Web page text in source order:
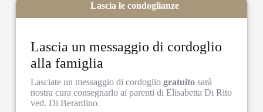
Lascia un messaggio di cordoglio
alla famiglia
Lasciate un messaggio di cordogliogratuito sarà
nostra cura consegnarlo ai parenti di Elisabetta Di Rito
ved. Di Berardino.
Lascia le condoglianze